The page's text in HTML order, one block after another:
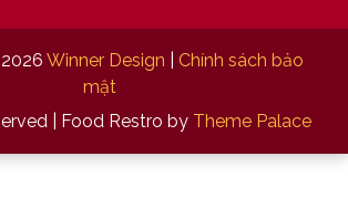
Winner Design
Chính sách bảo
mật
| Food Restro by Theme Palace